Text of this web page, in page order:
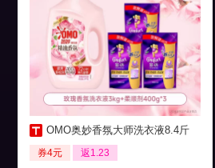
OMO奥妙香氛大师洗衣液8.4斤
券4元 返1.23